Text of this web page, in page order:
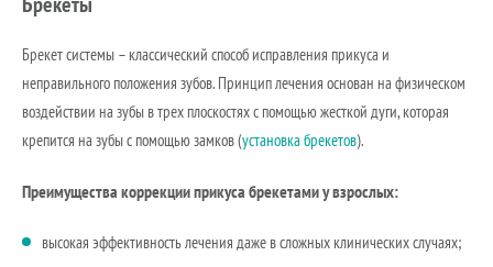
Брекет системы – классический способ исправления прикуса и
неправильного положения зубов. Принцип лечения основан на физическом
воздействии на зубы в трех плоскостях с помощью жесткой дуги, которая
крепится на зубы с помощью замков (установка брекетов).
Преимущества коррекции прикуса брекетами у взрослых:
высокая эффективность лечения даже в сложных клинических случаях;